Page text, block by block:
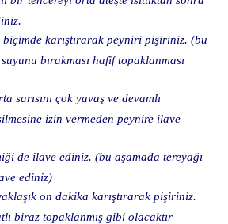
karıştırarak peyniri pişiriniz. (bu
bırakması hafif topaklanması
sarısını çok yavaş ve devamlı
izin vermeden peynire ilave
de ilave ediniz. (bu aşamada tereyağı
ediniz)
on dakika karıştırarak pişiriniz.
biraz topaklanmış gibi olacaktır